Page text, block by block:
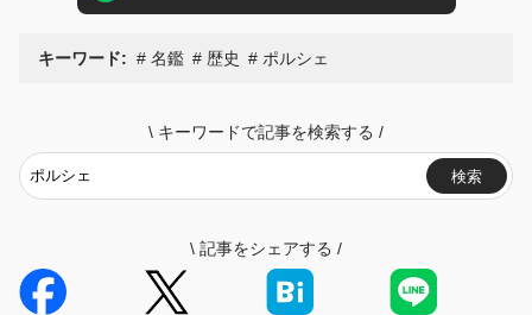
キーワード: 名鑑 歴史 ポルシェ
\ キーワードで記事を検索する /
検索
\ 記事をシェアする /